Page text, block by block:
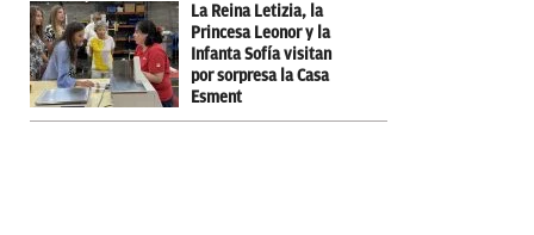
La Reina Letizia, la
Princesa Leonor y la
Infanta Sofía visitan
por sorpresa la Casa
Esment